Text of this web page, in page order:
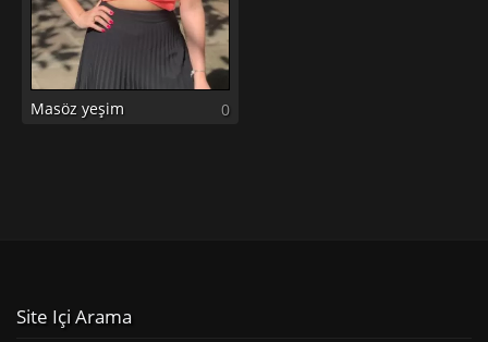
Masöz yeşim 0
Site Içi Arama